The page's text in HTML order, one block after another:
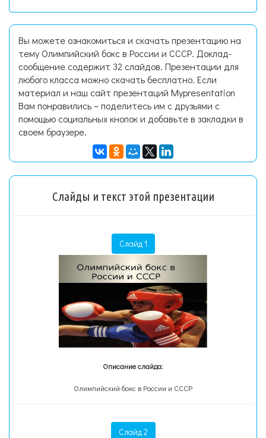
Вы можете ознакомиться и скачать презентацию на
тему Олимпийский бокс в России и СССР. Доклад-
сообщение содержит 32 слайдов. Презентации для
любого класса можно скачать бесплатно. Если
материал и наш сайт презентаций Mypresentation
Вам понравились – поделитесь им с друзьями с
помощью социальных кнопок и добавьте в закладки в
своем браузере.
Слайды и текст этой презентации
Слайд 1
Описание слайда:
Олимпийский бокс в России и СССР
Слайд 2